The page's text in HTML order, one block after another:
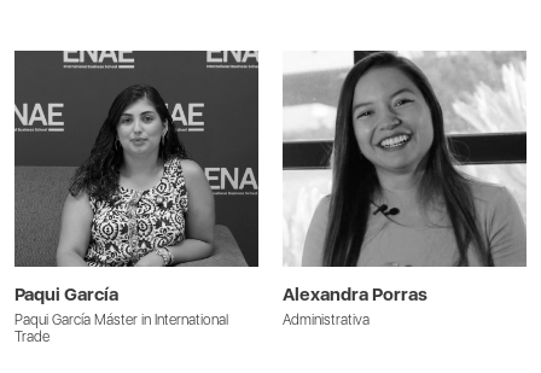
Paqui García
Paqui García Máster in International
Trade
Alexandra Porras
Administrativa